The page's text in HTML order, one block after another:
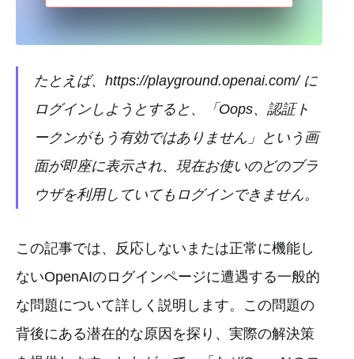
たとえば、https://playground.openai.com/ に
ログインしようとすると、「Oops、認証ト
ークンがもう有効ではありません」という画
面が即座に表示され、現在お使いのどのブラ
ウザを利用していてもログインできません。
この記事では、反応しないまたは正常に機能し
ないOpenAIのログインページに遭遇する一般的
な問題について詳しく説明します。この問題の
背後にある潜在的な原因を探り、実際の解決策